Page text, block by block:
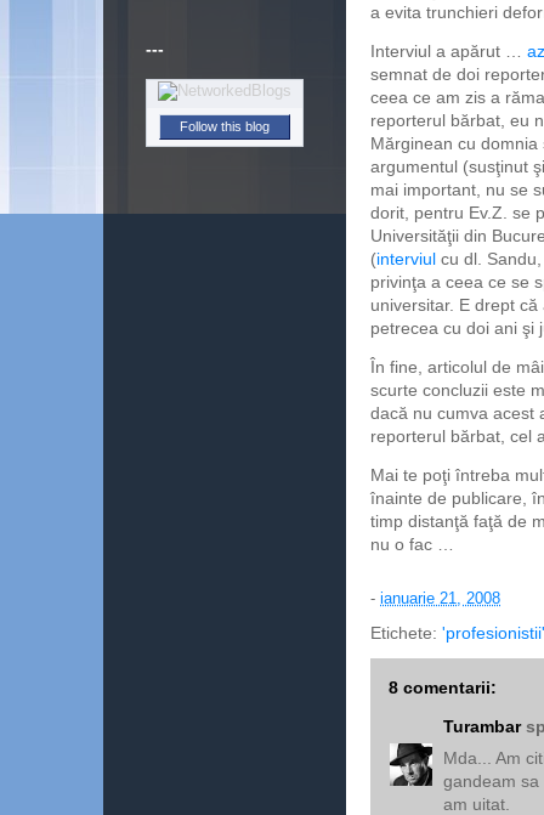
a evita trunchieri
Interviul a apărut …
semnat de doi
ceea ce am zis a
reporterul bărbat, eu
Mărginean cu
argumentul (susţinut
mai important, nu se
dorit, pentru Ev.Z. se
Universităţii din
(interviul cu dl.
privinţa a ceea ce se
universitar. E drept
petrecea cu doi ani şi
În fine, articolul de
scurte concluzii este
dacă nu cumva acest
reporterul bărbat, cel
Mai te poţi întreba
înainte de publicare,
timp distanţă faţă de
nu o fac …
- ianuarie 21, 2008
Etichete: 'profesionistii'
8 comentarii:
Turambar
Mda... Am
gandeam sa
am uitat.
---
Follow this blog